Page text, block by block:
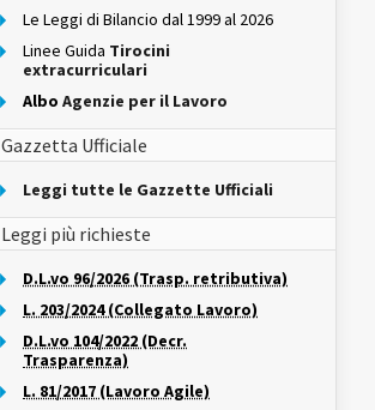
Le Leggi di Bilancio dal 1999 al 2026
Linee Guida Tirocini
extracurriculari
Albo Agenzie per il Lavoro
Gazzetta Ufficiale
Leggi tutte le Gazzette Ufficiali
Leggi più richieste
D.L.vo 96/2026 (Trasp. retributiva)
L. 203/2024 (Collegato Lavoro)
D.L.vo 104/2022 (Decr.
Trasparenza)
L. 81/2017 (Lavoro Agile)